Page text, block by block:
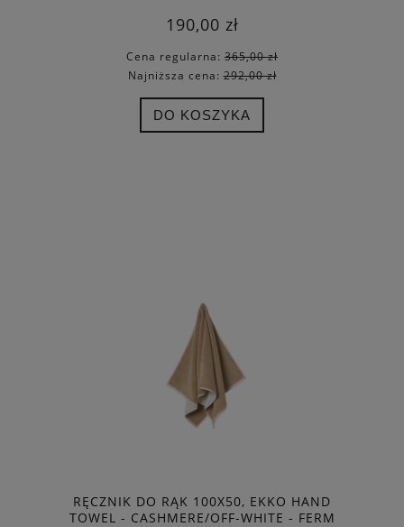
190,00 zł
Cena regularna: 365,00 zł
Najniższa cena:292,00 zł
DO KOSZYKA
RĘCZNIK DO RĄK 100X50, EKKO HAND
TOWEL - CASHMERE/OFF-WHITE - FERM